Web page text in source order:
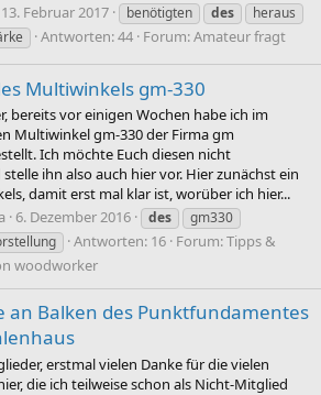
13. Februar 2017 benötigten des
heraus
Antworten: 44 Forum:Amateur fragt
Multiwinkels gm-330
bereits vor einigen Wochen habe ich im
Multiwinkel gm-330 der Firma gm
Ich möchte Euch diesen nicht
ihn also auch hier vor. Hier zunächst ein
damit erst mal klar ist, worüber ich hier...
6. Dezember 2016 des
gm330
Antworten: 16 Forum:Tipps &
woodworker
an Balken des Punktfundamentes
erstmal vielen Danke für die vielen
die ich teilweise schon als Nicht-Mitglied